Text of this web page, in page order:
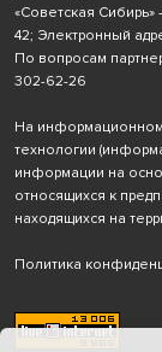
«Советская
42; Электронный
По вопросам
302-62-26
На
технологии
информации на
относящихся к
находящихся на
Политика